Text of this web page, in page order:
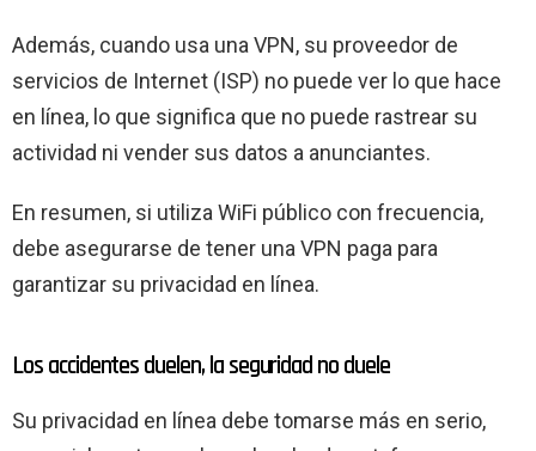
Además, cuando usa una VPN, su proveedor de
servicios de Internet (ISP) no puede ver lo que hace
en línea, lo que significa que no puede rastrear su
actividad ni vender sus datos a anunciantes.
En resumen, si utiliza WiFi público con frecuencia,
debe asegurarse de tener una VPN paga para
garantizar su privacidad en línea.
Los accidentes duelen, la seguridad no duele
Su privacidad en línea debe tomarse más en serio,